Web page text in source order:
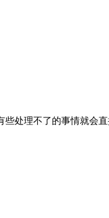
处理不了的事情就会直